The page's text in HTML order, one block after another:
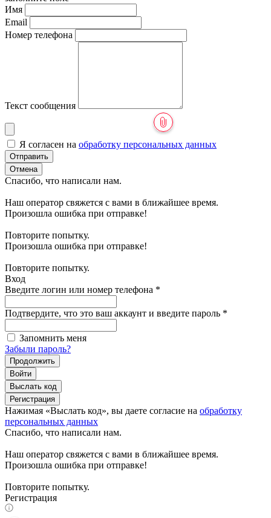
Имя
Email
Номер телефона
Текст сообщения
Я согласен на обработку персональных данных
Отправить
Отмена
Спасибо, что написали нам.
Наш оператор свяжется с вами в ближайшее время.
Произошла ошибка при отправке!
Повторите попытку.
Произошла ошибка при отправке!
Повторите попытку.
Вход
Введите логин или номер телефона *
Подтвердите, что это ваш аккаунт и введите пароль *
Запомнить меня
Забыли пароль?
Продолжить
Войти
Выслать код
Регистрация
Нажимая «Выслать код», вы даете согласие на обработку
персональных данных
Спасибо, что написали нам.
Наш оператор свяжется с вами в ближайшее время.
Произошла ошибка при отправке!
Повторите попытку.
Регистрация